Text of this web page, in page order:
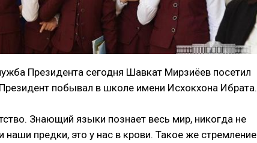
Президента сегодня Шавкат Мирзиёев посетил
побывал в школе имени Исхокхона Ибрата.
Знающий языки познает весь мир, никогда не
наши предки, это у нас в крови. Такое же стремление